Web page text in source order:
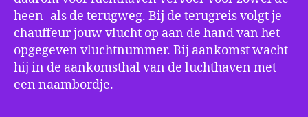
heen- als de terugweg. Bij de terugreis volgt je
chauffeur jouw vlucht op aan de hand van het
opgegeven vluchtnummer. Bij aankomst wacht
hij in de aankomsthal van de luchthaven met
een naambordje.